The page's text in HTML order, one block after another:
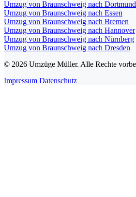
Umzug von Braunschweig nach Dortmund
Umzug von Braunschweig nach Essen
Umzug von Braunschweig nach Bremen
Umzug von Braunschweig nach Hannover
Umzug von Braunschweig nach Nürnberg
Umzug von Braunschweig nach Dresden
© 2026 Umzüge Müller. Alle Rechte
Impressum Datenschutz